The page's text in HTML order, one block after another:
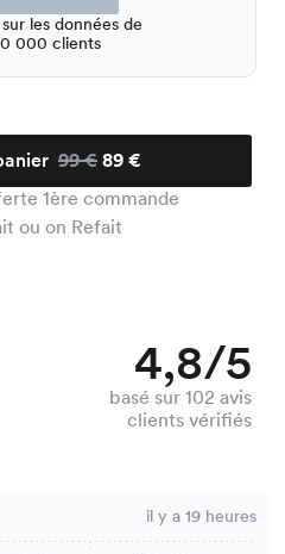
les données de
000 clients
99 €
1ère commande
ou on Refait
4,8/5
basé sur 102 avis
clients vérifiés
il y a 19 heures